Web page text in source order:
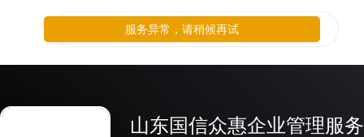
山东国信众惠企业管理服
服务异常，请稍候再试